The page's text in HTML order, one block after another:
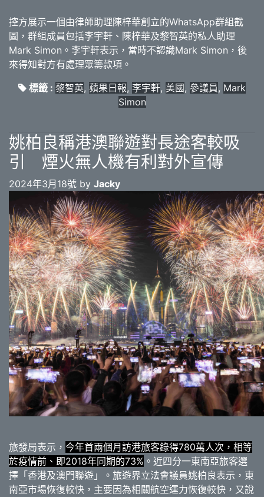
控方展示一個由律師助理陳梓華創立的WhatsApp群組截
圖，群組成員包括李宇軒、陳梓華及黎智英的私人助理
Mark Simon。李宇軒表示，當時不認識Mark Simon，後
來得知對方有處理眾籌款項。
標籤 : 黎智英, 蘋果日報, 李宇軒, 美國, 參議員, Mark
Simon
姚柏良稱港澳聯遊對長途客較吸
引 煙火無人機有利對外宣傳
2024年3月18號 by Jacky
旅發局表示， 今年首兩個月訪港旅客錄得780萬人次，相等
於疫情前、即2018年同期的73% 。近四分一東南亞旅客選
擇「香港及澳門聯遊」。旅遊界立法會議員姚柏良表示，東
南亞市場恢復較快，主要因為相關航空運力恢復較快，又說